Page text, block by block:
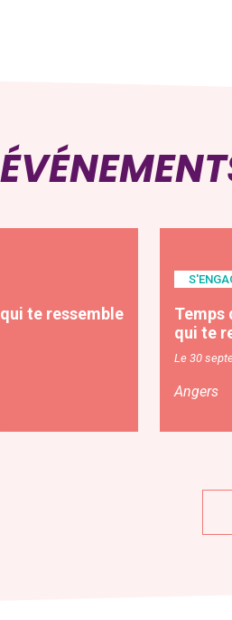
te ressemble
Temps
qui te
Le 30
Angers